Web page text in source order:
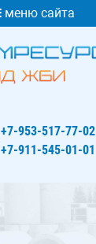
меню сайта
+7-953-517-77-02
+7-911-545-01-01